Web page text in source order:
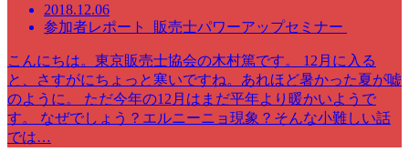
2018.12.06
参加者レポート 販売士パワーアップセミナー
こんにちは。東京販売士協会の木村篤です。 12月に入る
と、さすがにちょっと寒いですね。あれほど暑かった夏が嘘
のように。 ただ今年の12月はまだ平年より暖かいようで
す。 なぜでしょう？エルニーニョ現象？そんな小難しい話
では…